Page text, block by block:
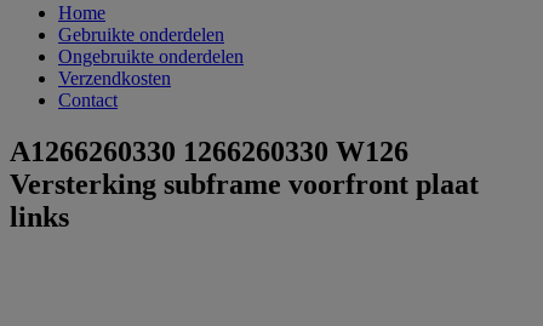
Home
Gebruikte onderdelen
Ongebruikte onderdelen
Verzendkosten
Contact
A1266260330 1266260330 W126
Versterking subframe voorfront plaat
links